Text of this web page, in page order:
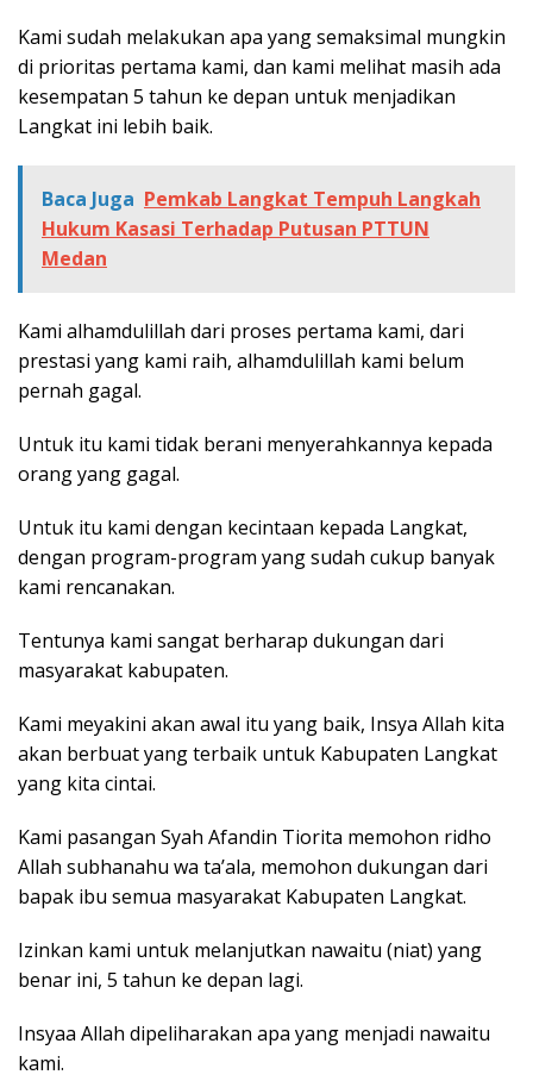
Kami sudah melakukan apa yang semaksimal mungkin
di prioritas pertama kami, dan kami melihat masih ada
kesempatan 5 tahun ke depan untuk menjadikan
Langkat ini lebih baik.
Baca Juga Pemkab Langkat Tempuh Langkah
Hukum Kasasi Terhadap Putusan PTTUN
Medan
Kami alhamdulillah dari proses pertama kami, dari
prestasi yang kami raih, alhamdulillah kami belum
pernah gagal.
Untuk itu kami tidak berani menyerahkannya kepada
orang yang gagal.
Untuk itu kami dengan kecintaan kepada Langkat,
dengan program-program yang sudah cukup banyak
kami rencanakan.
Tentunya kami sangat berharap dukungan dari
masyarakat kabupaten.
Kami meyakini akan awal itu yang baik, Insya Allah kita
akan berbuat yang terbaik untuk Kabupaten Langkat
yang kita cintai.
Kami pasangan Syah Afandin Tiorita memohon ridho
Allah subhanahu wa ta’ala, memohon dukungan dari
bapak ibu semua masyarakat Kabupaten Langkat.
Izinkan kami untuk melanjutkan nawaitu (niat) yang
benar ini, 5 tahun ke depan lagi.
Insyaa Allah dipeliharakan apa yang menjadi nawaitu
kami.